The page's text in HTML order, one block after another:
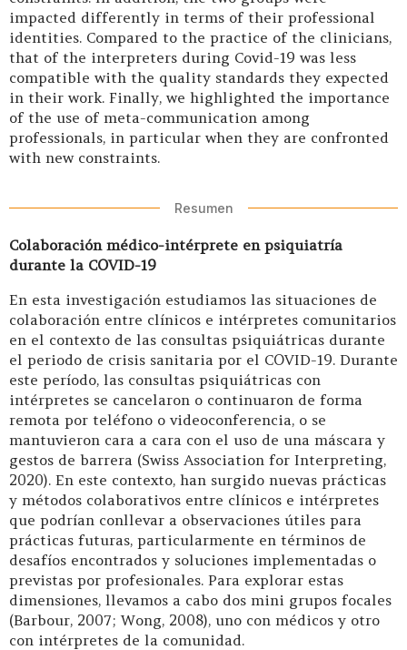
impacted differently in terms of their professional
identities. Compared to the practice of the clinicians,
that of the interpreters during Covid-19 was less
compatible with the quality standards they expected
in their work. Finally, we highlighted the importance
of the use of meta-communication among
professionals, in particular when they are confronted
with new constraints.
Resumen
Colaboración médico-intérprete en psiquiatría
durante la COVID-19
En esta investigación estudiamos las situaciones de
colaboración entre clínicos e intérpretes comunitarios
en el contexto de las consultas psiquiátricas durante
el periodo de crisis sanitaria por el COVID-19. Durante
este período, las consultas psiquiátricas con
intérpretes se cancelaron o continuaron de forma
remota por teléfono o videoconferencia, o se
mantuvieron cara a cara con el uso de una máscara y
gestos de barrera (Swiss Association for Interpreting,
2020). En este contexto, han surgido nuevas prácticas
y métodos colaborativos entre clínicos e intérpretes
que podrían conllevar a observaciones útiles para
prácticas futuras, particularmente en términos de
desafíos encontrados y soluciones implementadas o
previstas por profesionales. Para explorar estas
dimensiones, llevamos a cabo dos mini grupos focales
(Barbour, 2007; Wong, 2008), uno con médicos y otro
con intérpretes de la comunidad.